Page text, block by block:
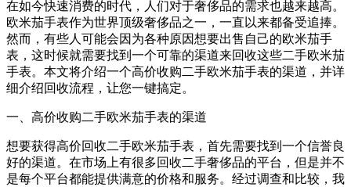
在如今快速消费的时代，人们对于奢侈品的需求也越来越高。
欧米茄手表作为世界顶级奢侈品之一，一直以来都备受追捧。
然而，有些人可能会因为各种原因想要出售自己的欧米茄手
表，这时候就需要找到一个可靠的渠道来回收这些二手欧米茄
手表。本文将介绍一个高价收购二手欧米茄手表的渠道，并详
细介绍回收流程，让您一键搞定。
一、高价收购二手欧米茄手表的渠道
想要获得高价回收二手欧米茄手表，首先需要找到一个信誉良
好的渠道。在市场上有很多回收二手奢侈品的平台，但是并不
是每个平台都能提供满意的价格和服务。经过调查和比较，我